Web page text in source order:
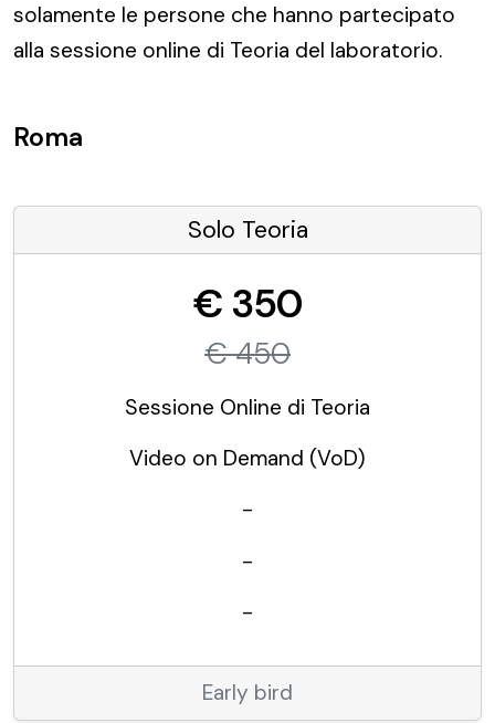
solamente le persone che hanno partecipato
alla sessione online di Teoria del laboratorio.
Roma
Solo Teoria
€ 350
€ 450
Sessione Online di Teoria
Video on Demand (VoD)
-
-
-
Early bird